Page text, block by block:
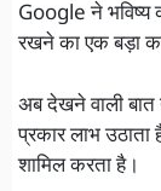
Google ने भविष्य
रखने का एक बड़ा
अब देखने वाली
प्रकार लाभ
शामिल करता है।